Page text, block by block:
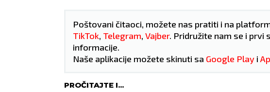
Poštovani čitaoci, možete nas pratiti i na
TikTok, Telegram, Vajber. Pridružite nam se i prvi
informacije.
Naše aplikacije možete skinuti sa Google Play i
PROČITAJTE I...